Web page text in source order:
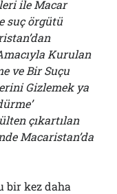
ile Macar
suç örgütü
Kurulan
ve Bir Suçu
Gizlemek ya
çıkartılan
Macaristan’da
bir kez daha